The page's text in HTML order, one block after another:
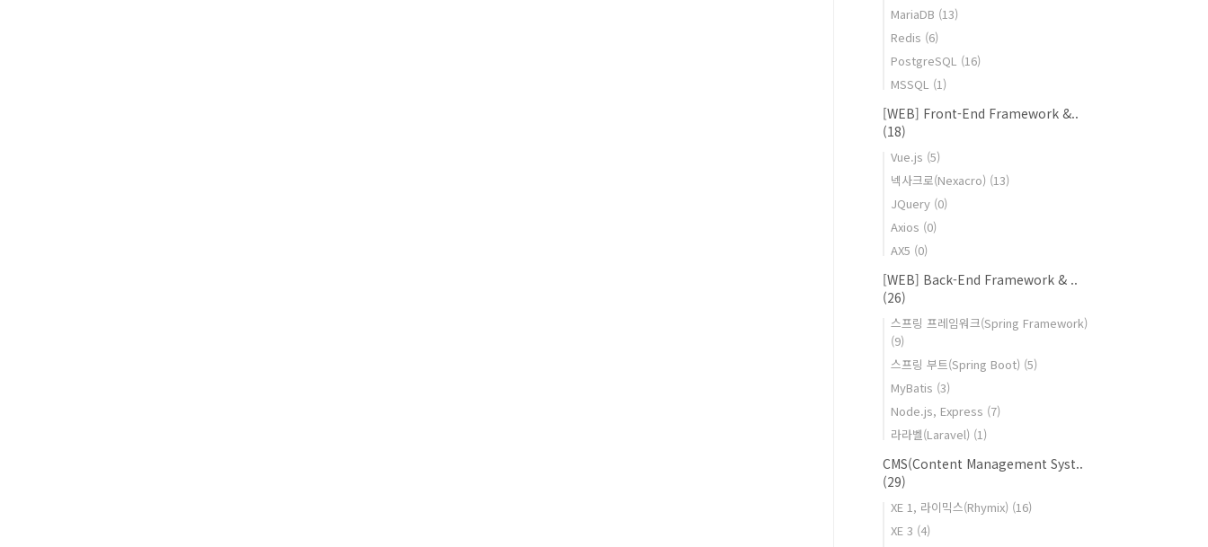
MariaDB (13)
Redis (6)
PostgreSQL (16)
MSSQL (1)
[WEB] Front-End Framework &..
(18)
Vue.js (5)
넥사크로(Nexacro) (13)
JQuery (0)
Axios (0)
AX5 (0)
[WEB] Back-End Framework & ..
(26)
스프링 프레임워크(Spring Framework)
(9)
스프링 부트(Spring Boot) (5)
MyBatis (3)
Node.js, Express (7)
라라벨(Laravel) (1)
CMS(Content Management Syst..
(29)
XE 1, 라이믹스(Rhymix) (16)
XE 3 (4)